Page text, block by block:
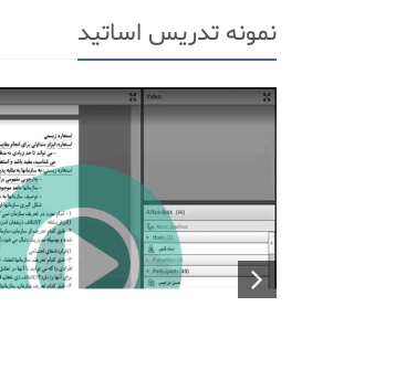
نمونه تدریس اساتید